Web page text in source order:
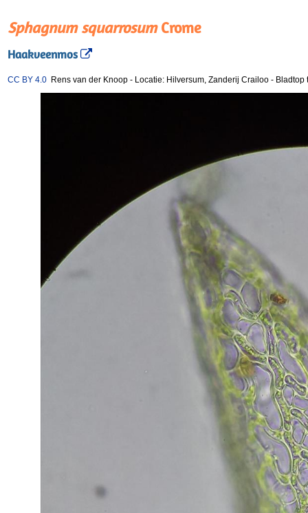
Sphagnum squarrosumCrome
Haakveenmos
CC BY 4.0 Rens van der Knoop - Locatie: Hilversum, Zanderij Crailoo - Bladtop